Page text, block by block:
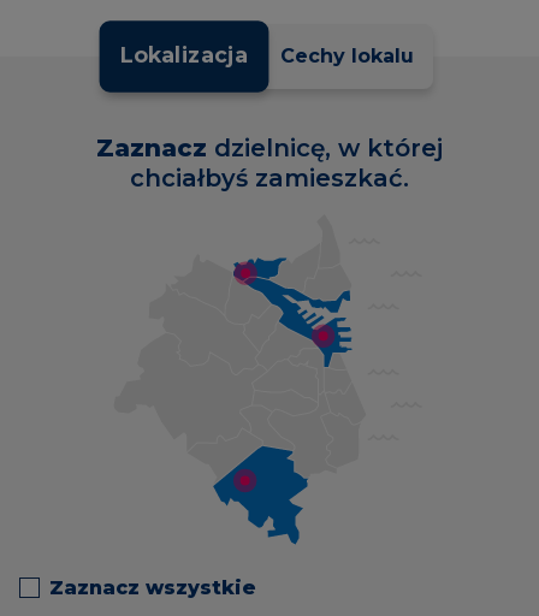
Lokalizacja Cechy lokalu
Zaznacz dzielnicę, w której
chciałbyś zamieszkać.
Zaznacz wszystkie